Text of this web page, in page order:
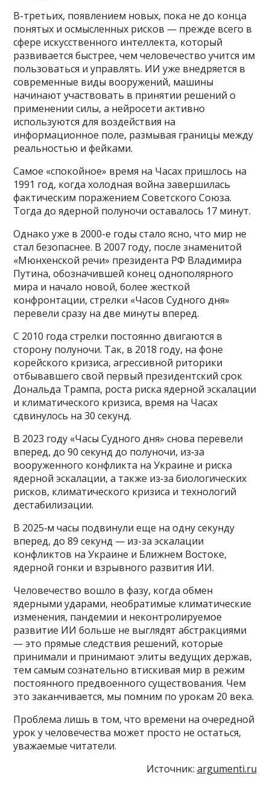
В-третьих, появлением новых, пока не до конца
понятых и осмысленных рисков — прежде всего в
сфере искусственного интеллекта, который
развивается быстрее, чем человечество учится им
пользоваться и управлять. ИИ уже внедряется в
современные виды вооружений, машины
начинают участвовать в принятии решений о
применении силы, а нейросети активно
используются для воздействия на
информационное поле, размывая границы между
реальностью и фейками.
Самое «спокойное» время на Часах пришлось на
1991 год, когда холодная война завершилась
фактическим поражением Советского Союза.
Тогда до ядерной полуночи оставалось 17 минут.
Однако уже в 2000-е годы стало ясно, что мир не
стал безопаснее. В 2007 году, после знаменитой
«Мюнхенской речи» президента РФ Владимира
Путина, обозначившей конец однополярного
мира и начало новой, более жесткой
конфронтации, стрелки «Часов Судного дня»
перевели сразу на две минуты вперед.
С 2010 года стрелки постоянно двигаются в
сторону полуночи. Так, в 2018 году, на фоне
корейского кризиса, агрессивной риторики
отбывавшего свой первый президентский срок
Дональда Трампа, роста риска ядерной эскалации
и климатического кризиса, время на Часах
сдвинулось на 30 секунд.
В 2023 году «Часы Судного дня» снова перевели
вперед, до 90 секунд до полуночи, из‑за
вооруженного конфликта на Украине и риска
ядерной эскалации, а также из‑за биологических
рисков, климатического кризиса и технологий
дестабилизации.
В 2025‑м часы подвинули еще на одну секунду
вперед, до 89 секунд — из-за эскалации
конфликтов на Украине и Ближнем Востоке,
ядерной гонки и взрывного развития ИИ.
Человечество вошло в фазу, когда обмен
ядерными ударами, необратимые климатические
изменения, пандемии и неконтролируемое
развитие ИИ больше не выглядят абстракциями
— это прямые следствия решений, которые
принимали и принимают элиты ведущих держав,
тем самым сознательно втискивая мир в режим
постоянного предвоенного существования. Чем
это заканчивается, мы помним по урокам 20 века.
Проблема лишь в том, что времени на очередной
урок у человечества может просто не остаться,
уважаемые читатели.
Источник: argumenti.ru